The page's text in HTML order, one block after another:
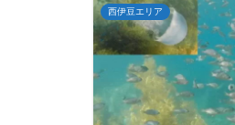
西伊豆エリア